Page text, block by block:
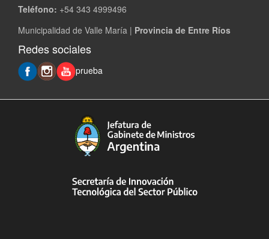
Teléfono: +54 343 4999496
Municipalidad de Valle María | Provincia de Entre Ríos
Redes sociales
prueba